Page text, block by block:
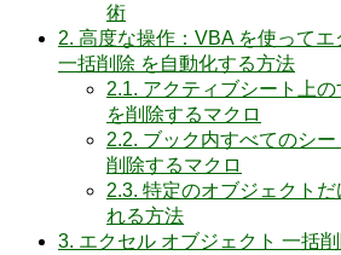
術
2. 高度な操作：VBA を使ってエ
一括削除 を自動化する方法
2.1. アクティブシート上
を削除するマクロ
2.2. ブック内すべてのシ
削除するマクロ
2.3. 特定のオブジェクト
れる方法
3. エクセル オブジェクト 一括